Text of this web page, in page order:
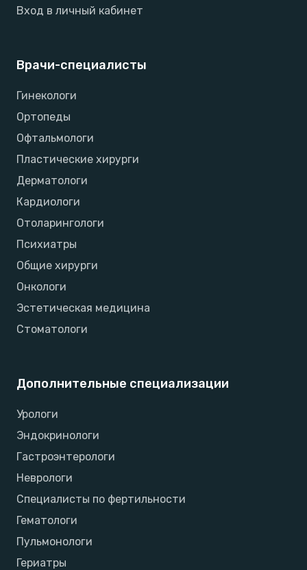
Вход в личный кабинет
Врачи-специалисты
Гинекологи
Ортопеды
Офтальмологи
Пластические хирурги
Дерматологи
Кардиологи
Отоларингологи
Психиатры
Общие хирурги
Онкологи
Эстетическая медицина
Стоматологи
Дополнительные специализации
Урологи
Эндокринологи
Гастроэнтерологи
Неврологи
Специалисты по фертильности
Гематологи
Пульмонологи
Гериатры